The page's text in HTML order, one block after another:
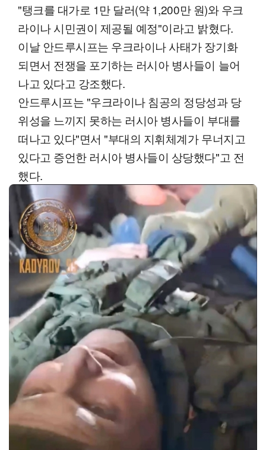
"탱크를 대가로 1만 달러(약 1,200만 원)와 우크
라이나 시민권이 제공될 예정"이라고 밝혔다.
이날 안드루시프는 우크라이나 사태가 장기화
되면서 전쟁을 포기하는 러시아 병사들이 늘어
나고 있다고 강조했다.
안드루시프는 "우크라이나 침공의 정당성과 당
위성을 느끼지 못하는 러시아 병사들이 부대를
떠나고 있다"면서 "부대의 지휘체계가 무너지고
있다고 증언한 러시아 병사들이 상당했다"고 전
했다.